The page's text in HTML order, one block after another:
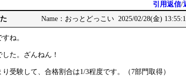
引用返信/
Name：おっとどっこい 2025/02/28(金)
ね。
た。ざんねん！
受験して、合格割合は1/3程度です。（7部門取得）